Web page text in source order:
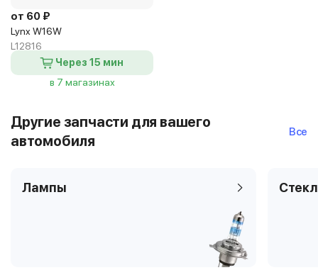
от 60 ₽
Lynx W16W
L12816
Через 15 мин
в 7 магазинах
Другие запчасти для вашего
автомобиля
Все
Лампы